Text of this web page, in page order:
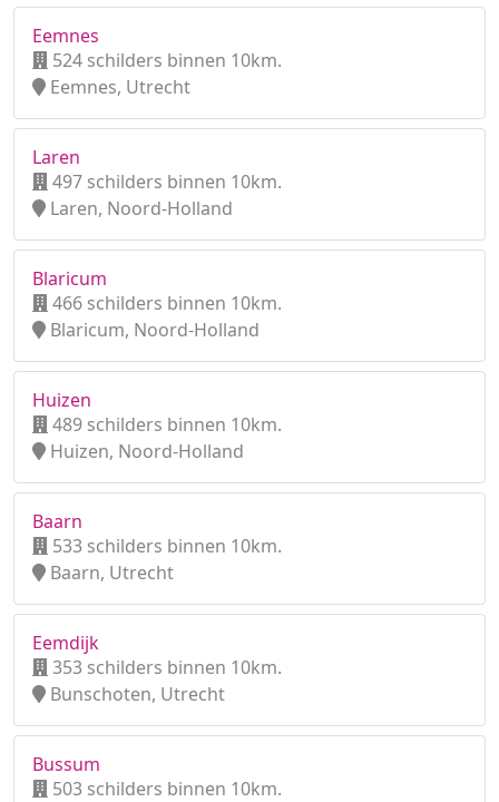
Eemnes
524 schilders binnen 10km.
Eemnes, Utrecht
Laren
497 schilders binnen 10km.
Laren, Noord-Holland
Blaricum
466 schilders binnen 10km.
Blaricum, Noord-Holland
Huizen
489 schilders binnen 10km.
Huizen, Noord-Holland
Baarn
533 schilders binnen 10km.
Baarn, Utrecht
Eemdijk
353 schilders binnen 10km.
Bunschoten, Utrecht
Bussum
503 schilders binnen 10km.